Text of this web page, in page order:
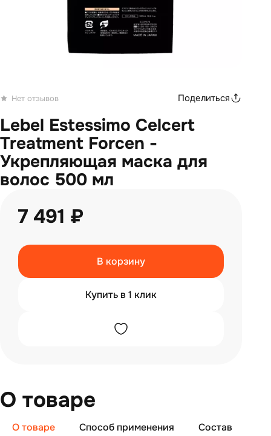
Нет отзывов Поделиться
Lebel Estessimo Celcert
Treatment Forcen -
Укрепляющая маска для
волос 500 мл
7 491 ₽
В корзину
Купить в 1 клик
О товаре
О товаре Способ применения Состав